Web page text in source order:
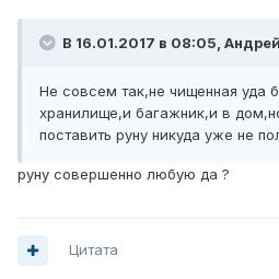
В 16.01.2017 в 08:05,
Не совсем так,не чищенная уда
хранилище,и багажник,и в
поставить руну никуда уже не
руну совершенно любую да ?
Цитата